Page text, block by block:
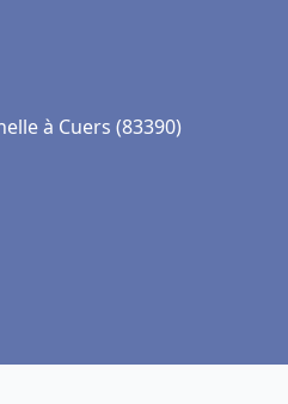
à Cuers (83390)